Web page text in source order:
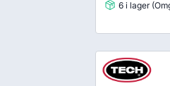
6 i lager